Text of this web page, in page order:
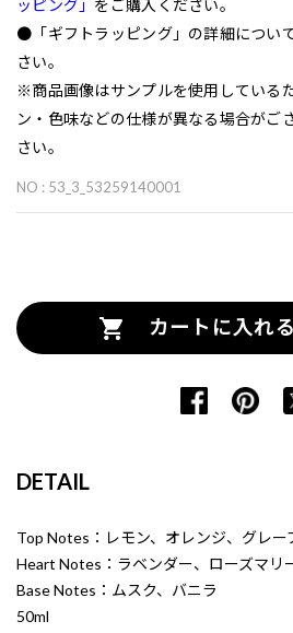
ッピング」 をご購入ください。
●「ギフトラッピング」の詳細について
さい。
※商品画像はサンプルを使用している
ン・色味などの仕様が異なる場合がご
さい。
NO : 53_3_53259140001
カートに入れる
DETAIL
Top Notes：レモン、オレンジ、グレー
Heart Notes：ラベンダー、ローズマリ
Base Notes：ムスク、バニラ
50ml